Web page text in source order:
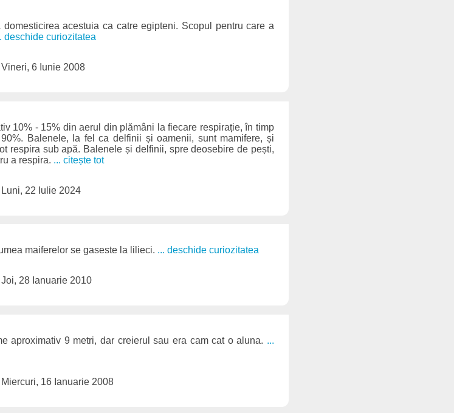
acestuia ca catre egipteni. Scopul pentru care a
deschide curiozitatea
Vineri, 6 Iunie 2008
10% - 15% din aerul din plămâni la fiecare respirație, în timp
Balenele, la fel ca delfinii și oamenii, sunt mamifere, și
respira sub apă. Balenele și delfinii, spre deosebire de pești,
a respira. ... citește tot
Luni, 22 Iulie 2024
maiferelor se gaseste la lilieci. ... deschide curiozitatea
Joi, 28 Ianuarie 2010
aproximativ 9 metri, dar creierul sau era cam cat o aluna. ...
Miercuri, 16 Ianuarie 2008